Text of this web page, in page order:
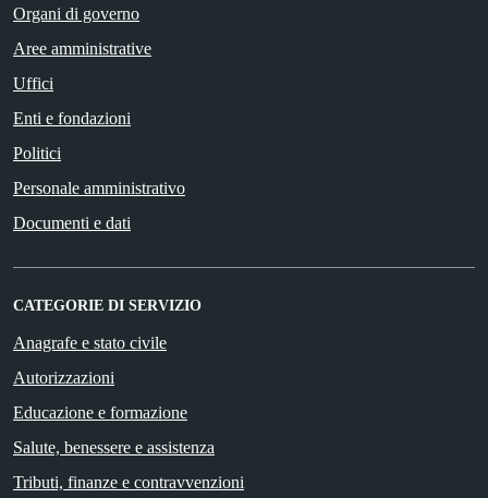
Organi di governo
Aree amministrative
Uffici
Enti e fondazioni
Politici
Personale amministrativo
Documenti e dati
CATEGORIE DI SERVIZIO
Anagrafe e stato civile
Autorizzazioni
Educazione e formazione
Salute, benessere e assistenza
Tributi, finanze e contravvenzioni